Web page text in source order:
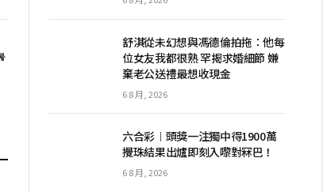
网
舒淇從未幻想與馮德倫拍拖：他每
位女友我都很熟 罕揭求婚細節 嫌
棄老公送禮最想收現金
6 8 月, 2026
六合彩︱頭獎一注獨中得1900萬
攪珠結果出爐即刻入嚟對冧巴！
6 8 月, 2026